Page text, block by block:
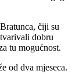
čiji su
dobru
tu mogućnost.
od dva mjeseca.